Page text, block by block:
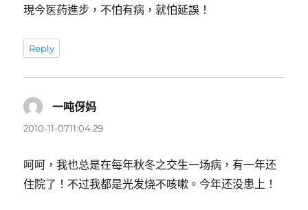
現今医药進步，不怕有病，就怕延誤！
Reply
一吨伢妈
示:
2010-11-0711:04:29
呵呵，我也总是在每年秋冬之交生一场病，有一年还
住院了！不过我都是光发烧不咳嗽。今年还没患上！